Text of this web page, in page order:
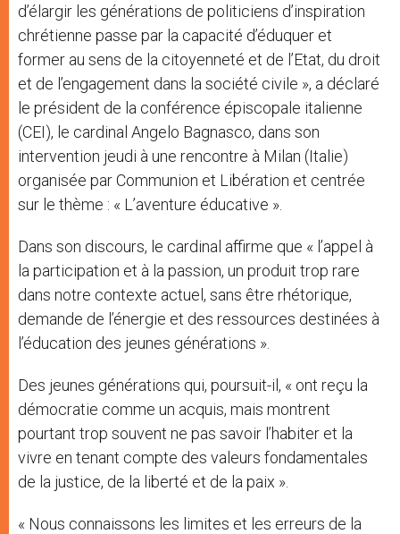
d’élargir les générations de politiciens d’inspiration
chrétienne passe par la capacité d’éduquer et
former au sens de la citoyenneté et de l’Etat, du droit
et de l’engagement dans la société civile », a déclaré
le président de la conférence épiscopale italienne
(CEI), le cardinal Angelo Bagnasco, dans son
intervention jeudi à une rencontre à Milan (Italie)
organisée par Communion et Libération et centrée
sur le thème : « L’aventure éducative ».
Dans son discours, le cardinal affirme que « l’appel à
la participation et à la passion, un produit trop rare
dans notre contexte actuel, sans être rhétorique,
demande de l’énergie et des ressources destinées à
l’éducation des jeunes générations ».
Des jeunes générations qui, poursuit-il, « ont reçu la
démocratie comme un acquis, mais montrent
pourtant trop souvent ne pas savoir l’habiter et la
vivre en tenant compte des valeurs fondamentales
de la justice, de la liberté et de la paix ».
« Nous connaissons les limites et les erreurs de la